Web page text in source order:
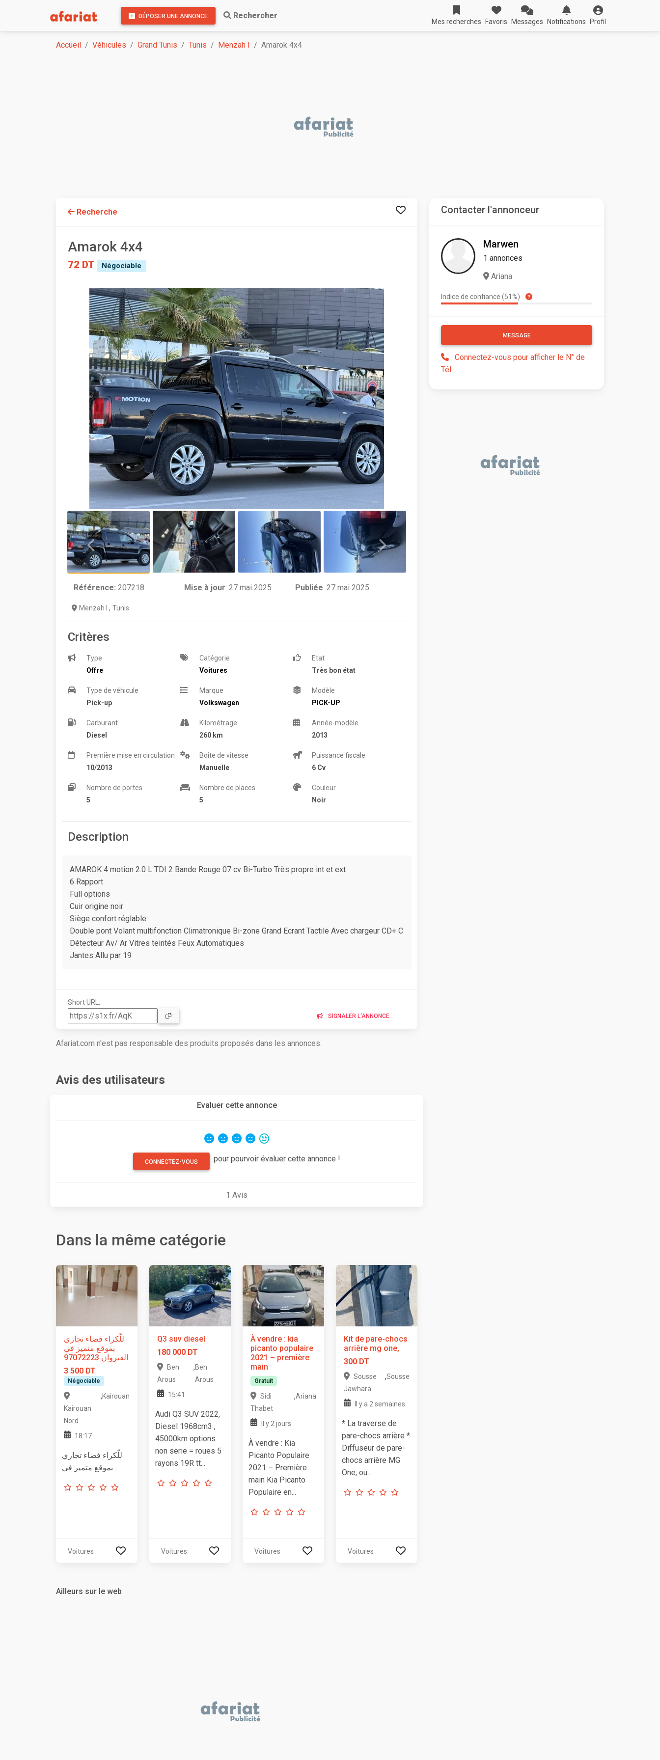
DÉPOSER UNE ANNONCE Rechercher
Mes recherches Favoris Messages Notifications Profil
Accueil Véhicules Grand Tunis Tunis Menzah I Amarok 4x4
Recherche
Amarok 4x4
72 DT Négociable
Référence: 207218 Mise à jour:27 mai 2025 Publiée: 27 mai 2025
Menzah I , Tunis
Critères
Type
Offre
Catégorie
Voitures
Etat
Très bon état
Type de véhicule
Pick-up
Marque
Volkswagen
Modèle
PICK-UP
Carburant
Diesel
Kilométrage
260 km
Année-modèle
2013
Première mise en circulation
10/2013
Boîte de vitesse
Manuelle
Puissance fiscale
6 Cv
Nombre de portes
5
Nombre de places
5
Couleur
Noir
Description
AMAROK 4 motion 2.0 L TDI 2 Bande Rouge 07 cv Bi-Turbo Très propre int et ext
6 Rapport
Full options
Cuir origine noir
Siège confort réglable
Double pont Volant multifonction Climatronique Bi-zone Grand Ecrant Tactile Avec chargeur CD+ C
Détecteur Av/ Ar Vitres teintés Feux Automatiques
Jantes Allu par 19
Short URL:
SIGNALER L'ANNONCE
Afariat.com n'est pas responsable des produits proposés dans les annonces.
Avis des utilisateurs
Evaluer cette annonce
CONNECTEZ-VOUS pour pourvoir évaluer cette annonce !
1 Avis
Dans la même catégorie
للّكراء فضاء تجاري
بموقع متميز في
القيروان 97072223
3 500 DT
Négociable
Kairouan
Nord
,Kairouan
18:17
للّكراء فضاء تجاري
بموقع متميز في...
Voitures
Q3 suv diesel
180 000 DT
Ben
Arous
,Ben
Arous
15:41
Audi Q3 SUV 2022,
Diesel 1968cm3 ,
45000km options
non serie = roues 5
rayons 19R tt...
Voitures
À vendre : kia
picanto populaire
2021 – première
main
Gratuit
Sidi
Thabet
,Ariana
Il y 2 jours
À vendre : Kia
Picanto Populaire
2021 – Première
main Kia Picanto
Populaire en...
Voitures
Kit de pare-chocs
arrière mg one,
300 DT
Sousse
Jawhara
,Sousse
Il y a 2 semaines
* La traverse de
pare-chocs arrière *
Diffuseur de pare-
chocs arrière MG
One, ou...
Voitures
Ailleurs sur le web
Contacter l'annonceur
Marwen
1 annonces
Ariana
Indice de confiance (51%)
MESSAGE
Connectez-vous pour afficher le N° de
Tél.